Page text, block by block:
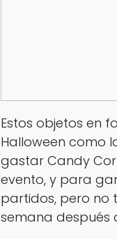
Estos objetos en
Halloween como
gastar Candy
evento, y para
partidos, pero no
semana después